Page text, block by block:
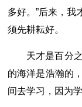
多好。”后来，我
须先耕耘好。
天才是百分
的海洋是浩瀚的
间去学习，因为学